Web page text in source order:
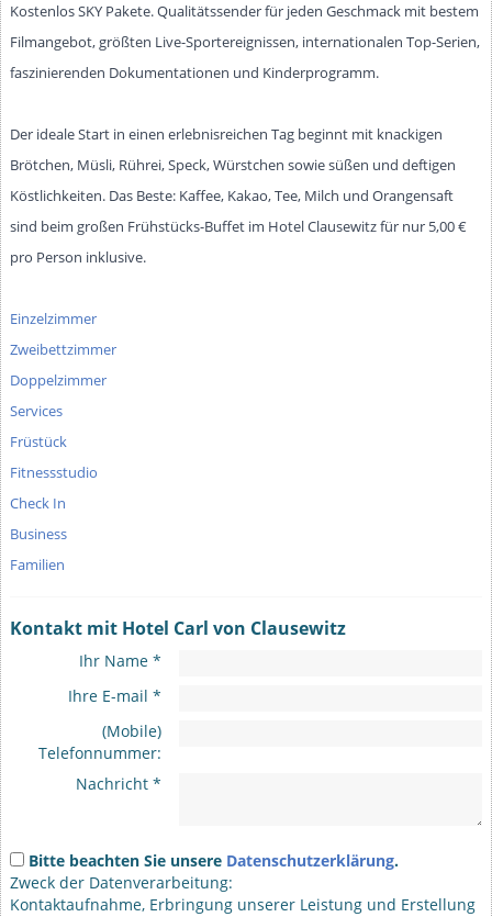
Kostenlos SKY Pakete. Qualitätssender für jeden Geschmack mit bestem
Filmangebot, größten Live-Sportereignissen, internationalen Top-Serien,
faszinierenden Dokumentationen und Kinderprogramm.
Der ideale Start in einen erlebnisreichen Tag beginnt mit knackigen
Brötchen, Müsli, Rührei, Speck, Würstchen sowie süßen und deftigen
Köstlichkeiten. Das Beste: Kaffee, Kakao, Tee, Milch und Orangensaft
sind beim großen Frühstücks-Buffet im Hotel Clausewitz für nur 5,00 €
pro Person inklusive.
Einzelzimmer
Zweibettzimmer
Doppelzimmer
Services
Früstück
Fitnessstudio
Check In
Business
Familien
Kontakt mit Hotel Carl von Clausewitz
Ihr Name *
Ihre E-mail *
(Mobile)
Telefonnummer:
Nachricht *
Bitte beachten Sie unsere Datenschutzerklärung.
Zweck der Datenverarbeitung:
Kontaktaufnahme, Erbringung unserer Leistung und Erstellung